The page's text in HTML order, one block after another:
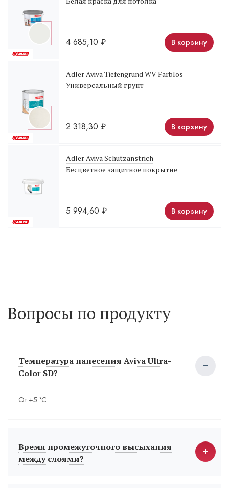
4 685,10 ₽ В корзину
Adler Aviva Tiefengrund WV Farblos
Универсальный грунт
2 318,30 ₽ В корзину
Adler Aviva Schutzanstrich
Бесцветное защитное покрытие
5 994,60 ₽ В корзину
Вопросы по продукту
Температура нанесения Aviva Ultra-
Color SD?
От +5 °С
Время промежуточного высыхания
между слоями?